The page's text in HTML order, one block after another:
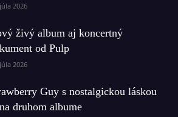
2026
živý album aj koncertný
od Pulp
2026
Guy s nostalgickou láskou
druhom albume